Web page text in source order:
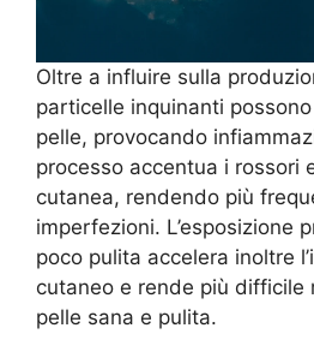
Oltre a influire sulla
particelle inquinanti
pelle, provocando
processo accentua i rossori
cutanea, rendendo più
imperfezioni. L’esposizione
poco pulita accelera inoltre
cutaneo e rende più difficile
pelle sana e pulita.